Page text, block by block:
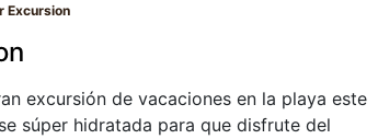
Excursion
excursión de vacaciones en la playa este
súper hidratada para que disfrute del